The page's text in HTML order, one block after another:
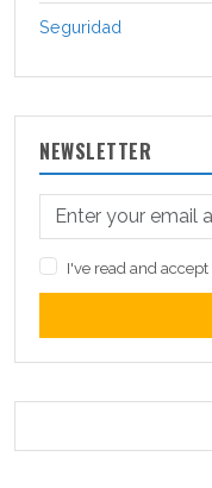
Seguridad
NEWSLETTER
I've read and accept